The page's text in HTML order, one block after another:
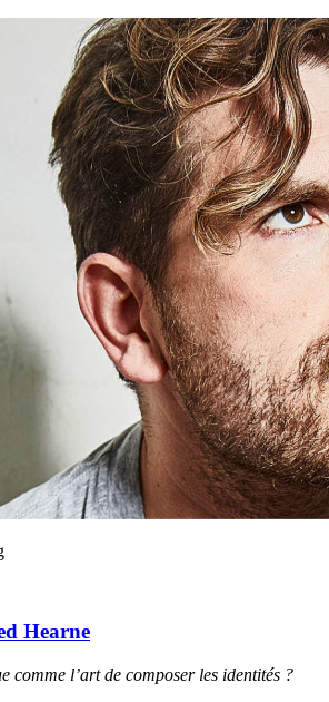
Hearne
comme l’art de composer les identités ?